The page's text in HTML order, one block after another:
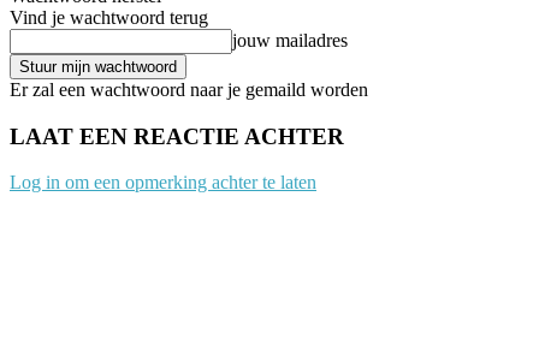
Vind je wachtwoord terug
jouw mailadres
Er zal een wachtwoord naar je gemaild worden
LAAT EEN REACTIE ACHTER
Log in om een opmerking achter te laten